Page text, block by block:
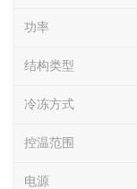
功率
结构类型
冷冻方式
控温范围
电源